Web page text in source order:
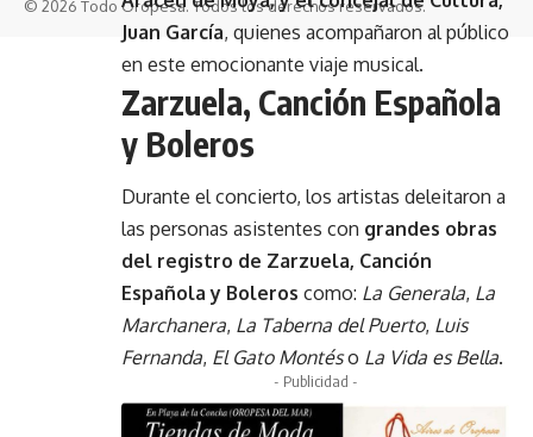
Juan García, quienes acompañaron al público
en este emocionante viaje musical.
Zarzuela, Canción Española
y Boleros
Durante el concierto, los artistas deleitaron a
las personas asistentes con grandes obras
del registro de Zarzuela, Canción
Española y Boleros como: La Generala, La
Marchanera, La Taberna del Puerto, Luis
Fernanda, El Gato Montéso La Vida es Bella.
- Publicidad -
© 2026 Todo Oropesa. Todos los derechos reservados.